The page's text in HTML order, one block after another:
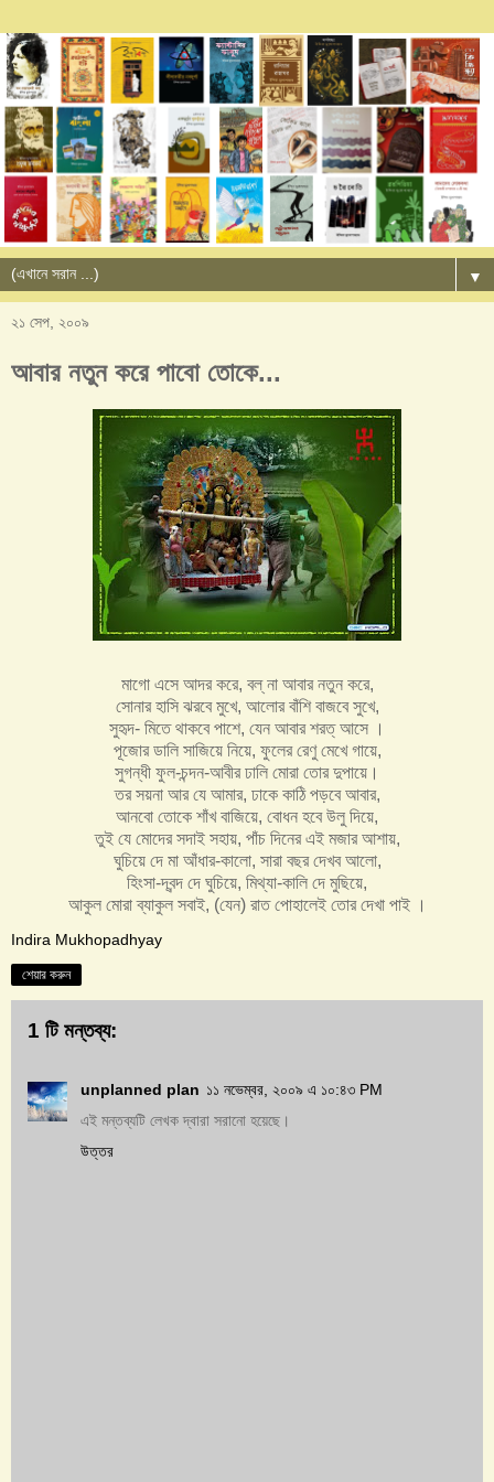
▼
২১ সেপ, ২০০৯
আবার নতুন করে পাবো তোকে...
মাগো এসে আদর করে, বল্‌ না আবার নতুন করে,
সোনার হাসি ঝরবে মুখে, আলোর বাঁশি বাজবে সুখে,
সুহৃদ- মিতে থাকবে পাশে, যেন আবার শরত্‌ আসে ।
পূজোর ডালি সাজিয়ে নিয়ে, ফুলের রেণু মেখে গায়ে,
সুগন্ধী ফুল-চন্দন-আবীর ঢালি মোরা তোর দুপায়ে।
তর সয়না আর যে আমার, ঢাকে কাঠি পড়বে আবার,
আনবো তোকে শাঁখ বাজিয়ে, বোধন হবে উলু দিয়ে,
তুই যে মোদের সদাই সহায়, পাঁচ দিনের এই মজার আশায়,
ঘুচিয়ে দে মা আঁধার-কালো, সারা বছর দেখব আলো,
হিংসা-দ্বন্দ দে ঘুচিয়ে, মিথ্যা-কালি দে মুছিয়ে,
আকুল মোরা ব্যাকুল সবাই, (যেন) রাত পোহালেই তোর দেখা পাই ।
Indira Mukhopadhyay
শেয়ার করুন
1 টি মন্তব্য:
unplanned plan ১১ নভেম্বর, ২০০৯ এ ১০:৪৩ PM
এই মন্তব্যটি লেখক দ্বারা সরানো হয়েছে।
উত্তর